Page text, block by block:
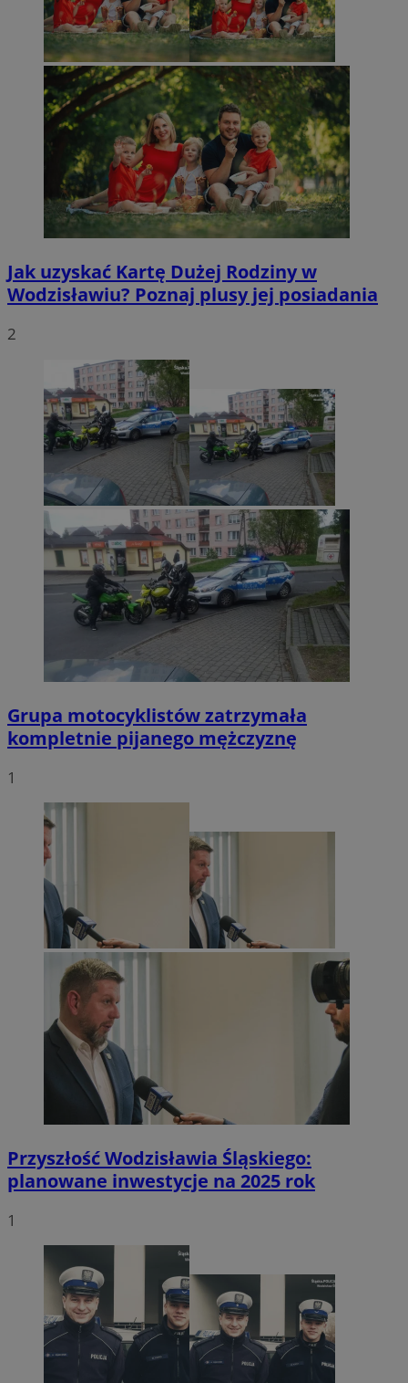
Jak uzyskać Kartę Dużej Rodziny w
Wodzisławiu? Poznaj plusy jej posiadania
2
Grupa motocyklistów zatrzymała
kompletnie pijanego mężczyznę
1
Przyszłość Wodzisławia Śląskiego:
planowane inwestycje na 2025 rok
1